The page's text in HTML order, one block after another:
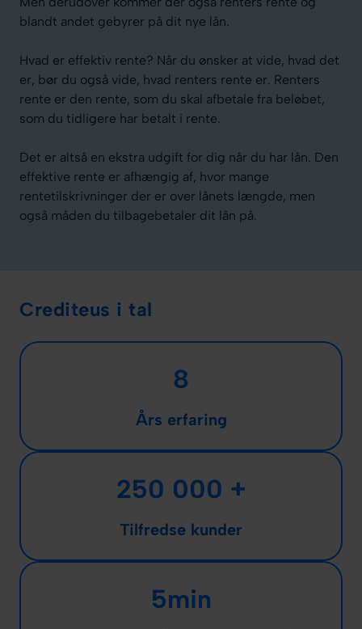
blandt andet gebyrer på dit nye lån.
Hvad er effektiv rente? Når du ønsker at vide, hvad det
er, bør du også vide, hvad renters rente er. Renters
rente er den rente, som du skal afbetale fra beløbet,
som du tidligere har betalt i rente.
Det er altså en ekstra udgift for dig når du har lån. Den
effektive rente er afhængig af, hvor mange
rentetilskrivninger der er over lånets længde, men
også måden du tilbagebetaler dit lån på.
Crediteus i tal
8
Års erfaring
250 000 +
Tilfredse kunder
5min